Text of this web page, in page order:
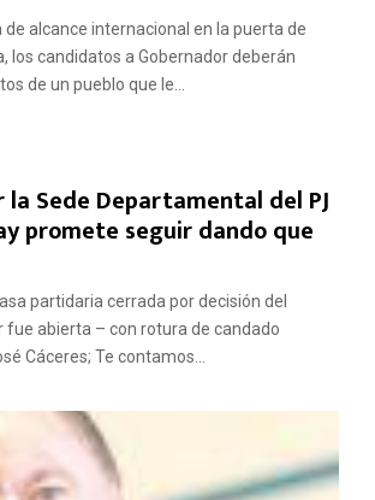
de alcance internacional en la puerta de
los candidatos a Gobernador deberán
de un pueblo que le...
la Sede Departamental del PJ
promete seguir dando que
partidaria cerrada por decisión del
fue abierta – con rotura de candado
Cáceres; Te contamos...